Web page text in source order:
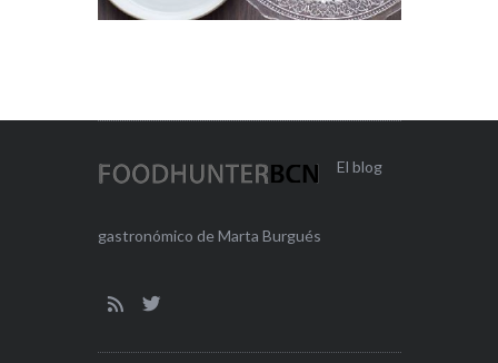
El blog
gastronómico de Marta Burgués